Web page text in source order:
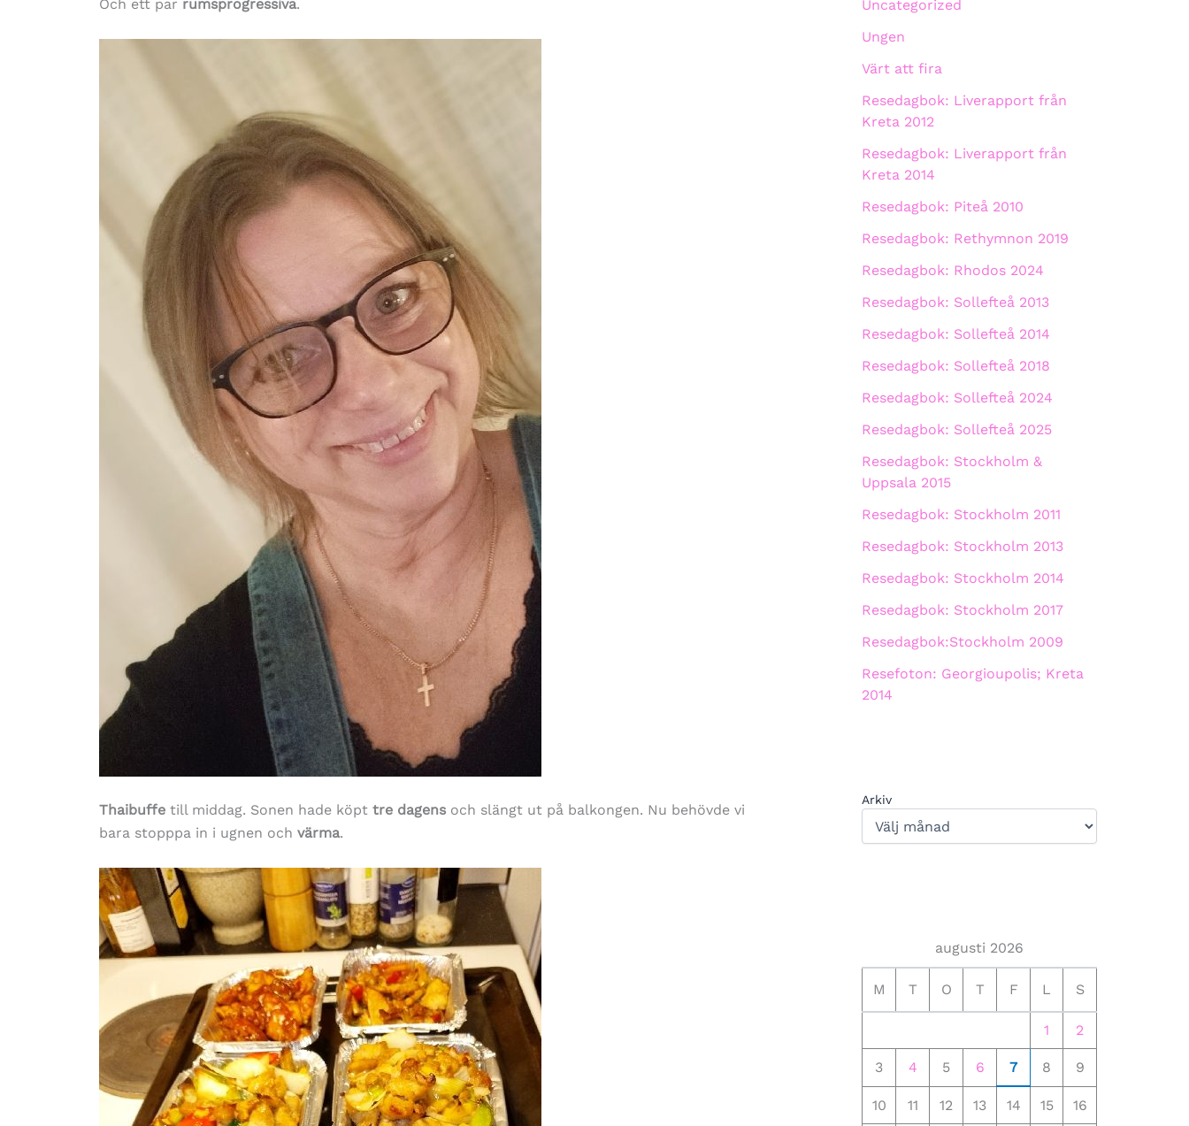
Och ett par rumsprogressiva.
Thaibuffe till middag. Sonen hade köpt tre dagens och slängt ut på balkongen. Nu behövde vi
bara stopppa in i ugnen och värma.
Uncategorized
Ungen
Värt att fira
Resedagbok: Liverapport från
Kreta 2012
Resedagbok: Liverapport från
Kreta 2014
Resedagbok: Piteå 2010
Resedagbok: Rethymnon 2019
Resedagbok: Rhodos 2024
Resedagbok: Sollefteå 2013
Resedagbok: Sollefteå 2014
Resedagbok: Sollefteå 2018
Resedagbok: Sollefteå 2024
Resedagbok: Sollefteå 2025
Resedagbok: Stockholm &
Uppsala 2015
Resedagbok: Stockholm 2011
Resedagbok: Stockholm 2013
Resedagbok: Stockholm 2014
Resedagbok: Stockholm 2017
Resedagbok:Stockholm 2009
Resefoton: Georgioupolis; Kreta
2014
Arkiv
augusti 2026
M T O T F L S
1 2
3 4 5 6 7 8 9
10 11 12 13 14 15 16